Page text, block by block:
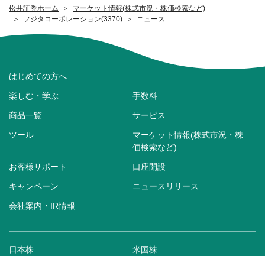
松井証券ホーム
マーケット情報(株式市況・株価検索など)
フジタコーポレーション(3370)
ニュース
はじめての方へ
楽しむ・学ぶ 手数料
商品一覧 サービス
ツール
マーケット情報(株式市況・株
価検索など)
お客様サポート 口座開設
キャンペーン ニュースリリース
会社案内・IR情報
日本株 米国株